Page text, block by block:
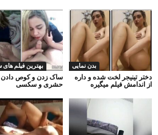
بهترین فیلم
ساک زدن و کوص دادن
حشری و سکسی
بدن نمایی
دختر تینیجر لخت شده و داره
از اندامش فیلم میگیره